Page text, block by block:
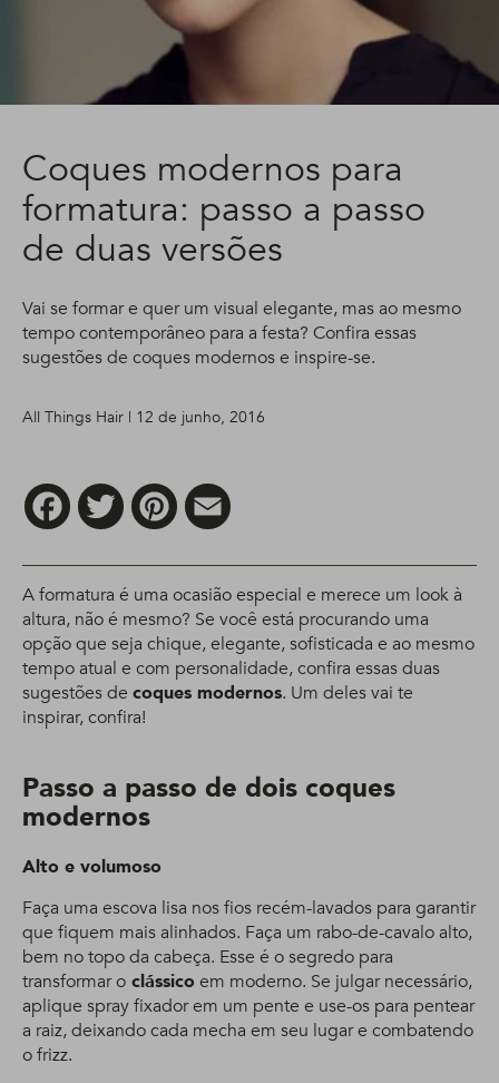
Coques modernos para
formatura: passo a passo
de duas versões
Vai se formar e quer um visual elegante, mas ao mesmo
tempo contemporâneo para a festa? Confira essas
sugestões de coques modernos e inspire-se.
All Things Hair | 12 de junho, 2016
FacebookTwitter Pinterest
A formatura é uma ocasião especial e merece um look à
altura, não é mesmo? Se você está procurando uma
opção que seja chique, elegante, sofisticada e ao mesmo
tempo atual e com personalidade, confira essas duas
sugestões de coques modernos. Um deles vai te
inspirar, confira!
Passo a passo de dois coques
modernos
Alto e volumoso
Faça uma escova lisa nos fios recém-lavados para garantir
que fiquem mais alinhados. Faça um rabo-de-cavalo alto,
bem no topo da cabeça. Esse é o segredo para
transformar o clássico em moderno. Se julgar necessário,
aplique spray fixador em um pente e use-os para pentear
a raiz, deixando cada mecha em seu lugar e combatendo
o frizz.